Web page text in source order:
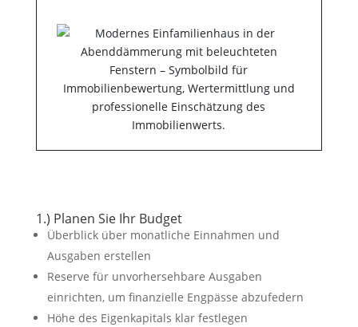
1.) Planen Sie Ihr Budget
Überblick über monatliche Einnahmen und
Ausgaben erstellen
Reserve für unvorhersehbare Ausgaben
einrichten, um finanzielle Engpässe abzufedern
Höhe des Eigenkapitals klar festlegen